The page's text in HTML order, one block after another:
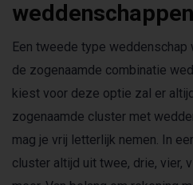
Een tweede type weddenschap
de zogenaamde combinatie
kiest voor deze optie zal er
zogenaamde cluster met
mag je vrij letterlijk nemen. In
cluster altijd uit twee, drie, vier,